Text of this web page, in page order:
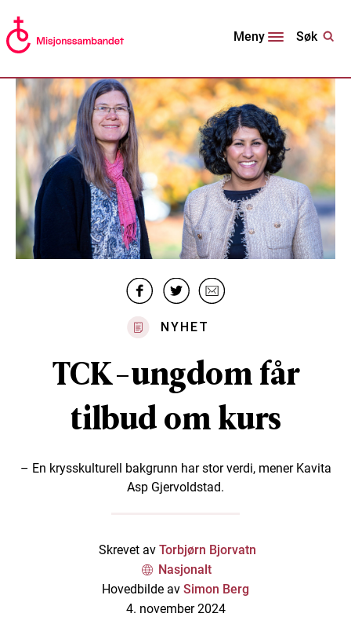
Meny Søk
NYHET
TCK-ungdom får
tilbud om kurs
– En krysskulturell bakgrunn har stor verdi, mener Kavita
Asp Gjervoldstad.
Skrevet av Torbjørn Bjorvatn
Nasjonalt
Hovedbilde av Simon Berg
4. november 2024